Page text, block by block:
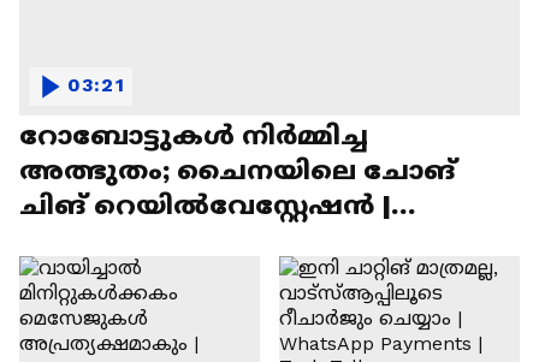
റോബോട്ടുകൾ നിർമ്മിച്ച
അത്ഭുതം; ചൈനയിലെ ചോങ്
ചിങ് റെയിൽവേസ്റ്റേഷൻ |
03:21